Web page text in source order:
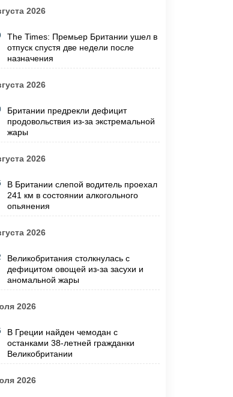
2026
The Times: Премьер Британии ушел в
отпуск спустя две недели после
назначения
2026
Британии предрекли дефицит
продовольствия из-за экстремальной
жары
2026
В Британии слепой водитель проехал
241 км в состоянии алкогольного
опьянения
2026
Великобритания столкнулась с
дефицитом овощей из-за засухи и
аномальной жары
2026
В Греции найден чемодан с
останками 38-летней гражданки
Великобритании
2026